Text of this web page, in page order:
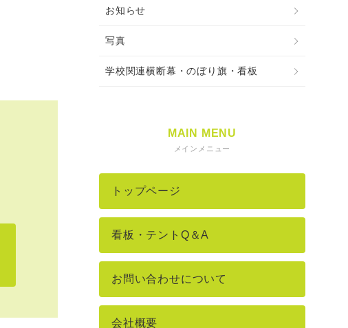
お知らせ
写真
学校関連横断幕・のぼり旗・看板
MAIN MENU
メインメニュー
トップページ
看板・テントQ＆A
お問い合わせについて
会社概要